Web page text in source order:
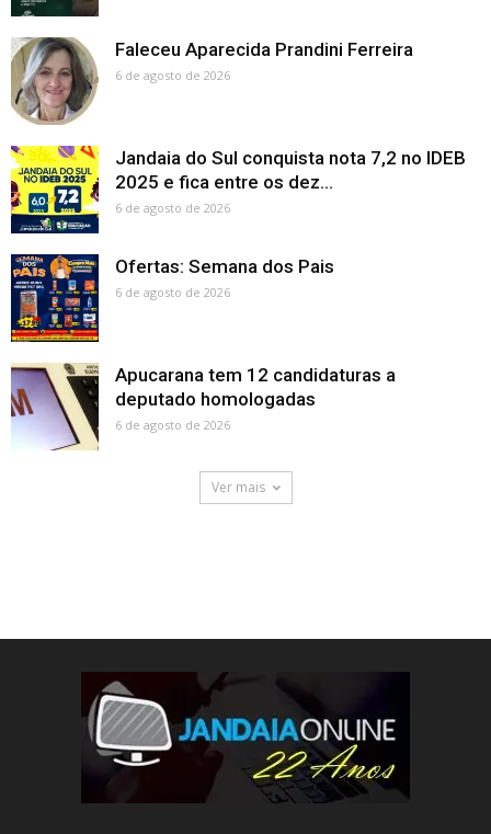
Faleceu Aparecida Prandini Ferreira
6 de agosto de 2026
Jandaia do Sul conquista nota 7,2 no IDEB
2025 e fica entre os dez...
6 de agosto de 2026
Ofertas: Semana dos Pais
6 de agosto de 2026
Apucarana tem 12 candidaturas a
deputado homologadas
6 de agosto de 2026
Ver mais